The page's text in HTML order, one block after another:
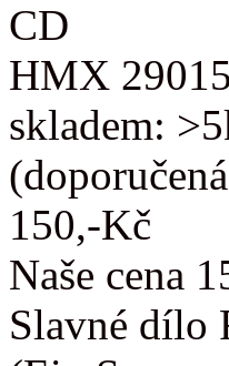
CD
HMX
skladem:
150,-Kč
Naše cena
Slavné dílo